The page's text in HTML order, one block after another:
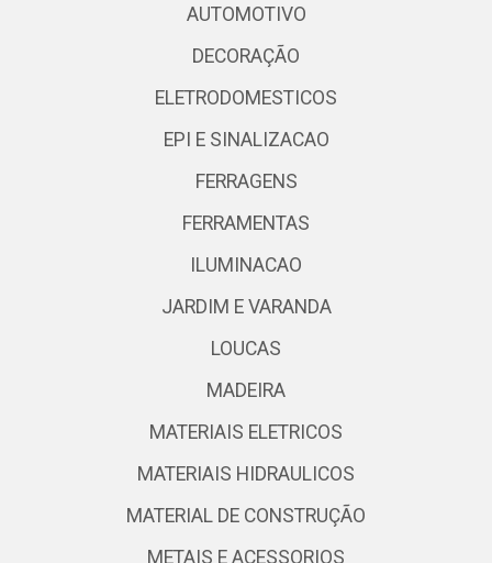
AUTOMOTIVO
DECORAÇÃO
ELETRODOMESTICOS
EPI E SINALIZACAO
FERRAGENS
FERRAMENTAS
ILUMINACAO
JARDIM E VARANDA
LOUCAS
MADEIRA
MATERIAIS ELETRICOS
MATERIAIS HIDRAULICOS
MATERIAL DE CONSTRUÇÃO
METAIS E ACESSORIOS